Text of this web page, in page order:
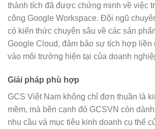
thành tích đã được chứng minh về việc
công Google Workspace. Đội ngũ
có kiến thức chuyên sâu về các sản
Google Cloud, đảm bảo sự tích hợp liền
vào môi trường hiện tại của doanh
Giải pháp phù hợp
GCS Việt Nam không chỉ đơn thuần là
mềm, mà bên cạnh đó GCSVN còn
nhu cầu và mục tiêu kinh doanh cụ thể